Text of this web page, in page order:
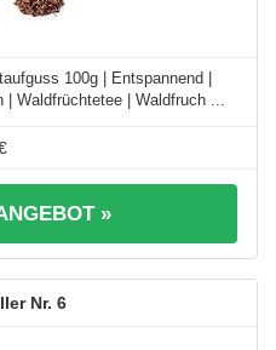
100g | Entspannend |
| Waldfrüchtetee | Waldfruch ...
»
6